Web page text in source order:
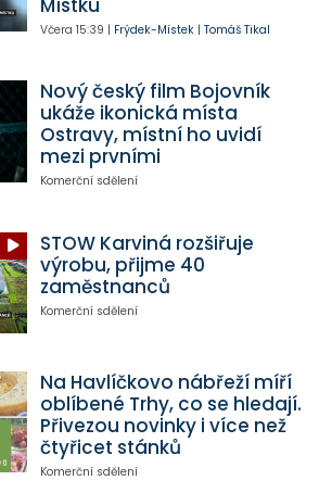
Místku
Včera 15:39 | Frýdek-Místek| Tomáš Tikal
Nový český film Bojovník
ukáže ikonická místa
Ostravy, místní ho uvidí
mezi prvními
Komerční sdělení
STOW Karviná rozšiřuje
výrobu, přijme 40
zaměstnanců
Komerční sdělení
Na Havlíčkovo nábřeží míří
oblíbené Trhy, co se hledají.
Přivezou novinky i více než
čtyřicet stánků
Komerční sdělení